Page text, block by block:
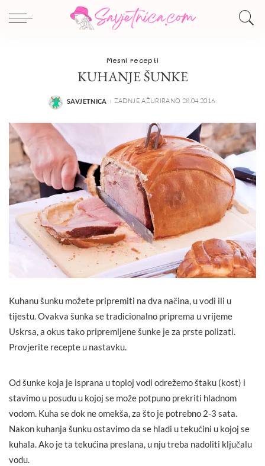
Mesni recepti
KUHANJE ŠUNKE
POSTED
SAVJETNICA ZADNJE AŽURIRANO 28.04.2016.
Kuhanu šunku možete pripremiti na dva načina, u vodi ili u
tijestu. Ovakva šunka se tradicionalno priprema u vrijeme
Uskrsa, a okus tako pripremljene šunke je za prste polizati.
Provjerite recepte u nastavku.
Od šunke koja je isprana u toploj vodi odrežemo štaku (kost) i
stavimo u posudu u kojoj se može potpuno prekriti hladnom
vodom. Kuha se dok ne omekša, za što je potrebno 2-3 sata.
Nakon kuhanja šunku ostavimo da se hladi u tekućini u kojoj se
kuhala. Ako je ta tekućina preslana, u nju treba nadoliti ključalu
vodu.